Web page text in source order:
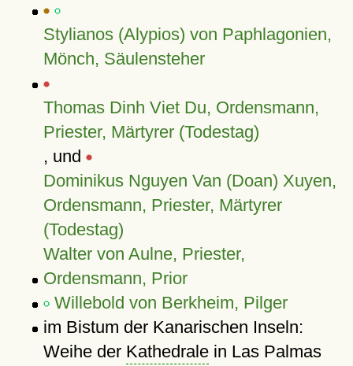
Stylianos (Alypios) von Paphlagonien,
Mönch, Säulensteher
Thomas Dinh Viet Du, Ordensmann,
Priester, Märtyrer (Todestag)
, und
Dominikus Nguyen Van (Doan) Xuyen,
Ordensmann, Priester, Märtyrer
(Todestag)
Walter von Aulne, Priester,
Ordensmann, Prior
Willebold von Berkheim, Pilger
im Bistum der Kanarischen Inseln:
Weihe der Kathedralein Las Palmas